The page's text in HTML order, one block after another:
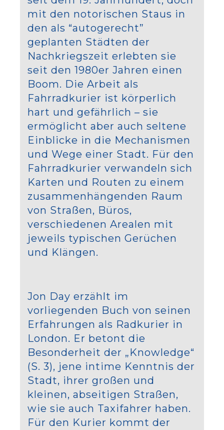
mit den notorischen Staus in
den als “autogerecht”
geplanten Städten der
Nachkriegszeit erlebten sie
seit den 1980er Jahren einen
Boom. Die Arbeit als
Fahrradkurier ist körperlich
hart und gefährlich – sie
ermöglicht aber auch seltene
Einblicke in die Mechanismen
und Wege einer Stadt. Für den
Fahrradkurier verwandeln sich
Karten und Routen zu einem
zusammenhängenden Raum
von Straßen, Büros,
verschiedenen Arealen mit
jeweils typischen Gerüchen
und Klängen.
Jon Day erzählt im
vorliegenden Buch von seinen
Erfahrungen als Radkurier in
London. Er betont die
Besonderheit der „Knowledge“
(S. 3), jene intime Kenntnis der
Stadt, ihrer großen und
kleinen, abseitigen Straßen,
wie sie auch Taxifahrer haben.
Für den Kurier kommt der